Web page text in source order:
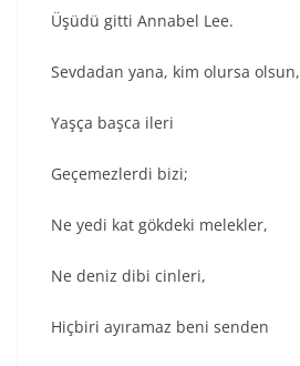
Üşüdü gitti Annabel Lee.
Sevdadan yana, kim olursa olsun,
Yaşça başca ileri
Geçemezlerdi bizi;
Ne yedi kat gökdeki melekler,
Ne deniz dibi cinleri,
Hiçbiri ayıramaz beni senden